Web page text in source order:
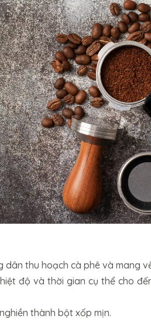
dân thu hoạch cà phê và mang
độ và thời gian cụ thể cho
thành bột xốp mịn.